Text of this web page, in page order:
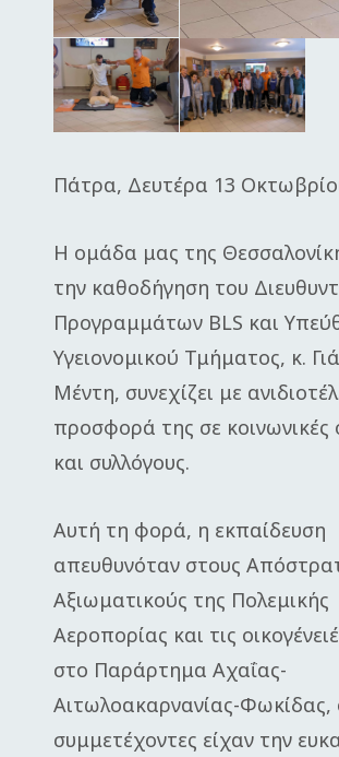
Πάτρα, Δευτέρα 13
Η ομάδα μας της
την καθοδήγηση του
Προγραμμάτων BLS και
Υγειονομικού Τμήματος, κ.
Μέντη, συνεχίζει με
προσφορά της σε κοινωνικές
και συλλόγους.
Αυτή τη φορά, η εκπαίδευση
απευθυνόταν στους
Αξιωματικούς της Πολεμικής
Αεροπορίας και τις
στο Παράρτημα Αχαΐας-
Αιτωλοακαρνανίας-Φωκίδας,
συμμετέχοντες είχαν την